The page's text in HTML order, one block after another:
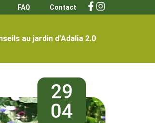
FAQ Contact
au jardin d’Adalia 2.0
29
04